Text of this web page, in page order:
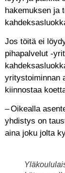
hakemuksen ja
Jos töitä ei
pihapalvelut -
yritystoiminnan
kiinnostaa
– Oikealla
yhdistys on
aina joku jolta